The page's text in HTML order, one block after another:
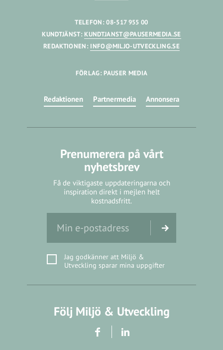
TELEFON: 08-517 955 00
KUNDTJÄNST: KUNDTJANST@PAUSERMEDIA.SE
REDAKTIONEN: INFO@MILJO-UTVECKLING.SE
FÖRLAG: PAUSER MEDIA
Redaktionen Partnermedia Annonsera
Prenumerera på vårt
nyhetsbrev
Få de viktigaste uppdateringarna och
inspiration direkt i mejlen helt
kostnadsfritt.
Jag godkänner att Miljö &
Utveckling sparar mina uppgifter
Följ Miljö & Utveckling